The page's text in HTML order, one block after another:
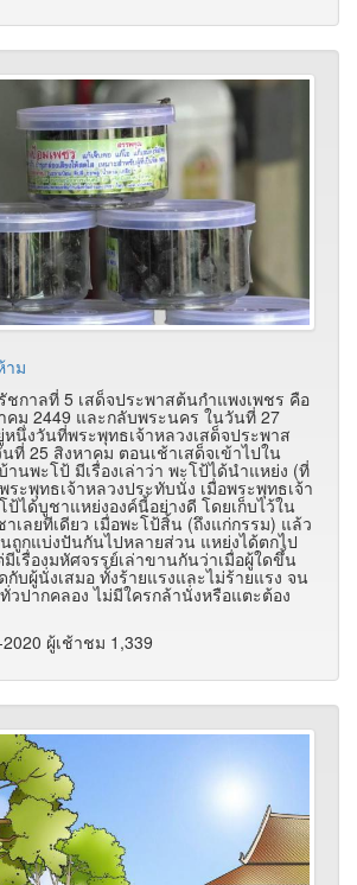
าม
ชกาลที่ 5 เสด็จประพาสต้นกำแพงเพชร คือ
คม 2449 และกลับพระนคร ในวันที่ 27
นึ่งวันที่พระพุทธเจ้าหลวงเสด็จประพาส
ที่ 25 สิงหาคม ตอนเช้าเสด็จเข้าไปใน
นพะโป้ มีเรื่องเล่าว่า พะโป้ได้นำแหย่ง (ที่
ะพุทธเจ้าหลวงประทับนั่ง เมื่อพระพุทธเจ้า
ป้ได้บูชาแหย่งองค์นี้อย่างดี โดยเก็บไว้ใน
เลยทีเดียว เมื่อพะโป้สิ้น (ถึงแก่กรรม) แล้ว
ถูกแบ่งปันกันไปหลายส่วน แหย่งได้ตกไป
เรื่องมหัศจรรย์เล่าขานกันว่าเมื่อผู้ใดขึ้น
บผู้นั่งเสมอ ทั้งร้ายแรงและไม่ร้ายแรง จน
วปากคลอง ไม่มีใครกล้านั่งหรือแตะต้อง
ผู้เช้าชม 1,339